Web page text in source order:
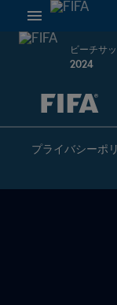
ビーチサ
2024
未定 vs 未定
プライバシーポ